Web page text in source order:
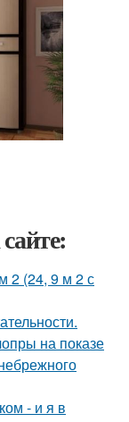
2 (24, 9 м 2 с
на показе
- и я в